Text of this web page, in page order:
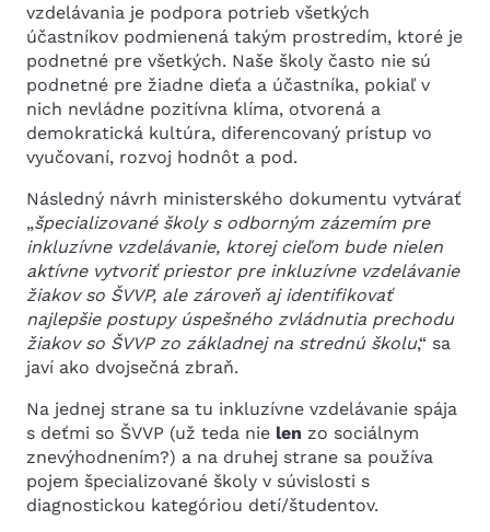
vzdelávania je podpora potrieb všetkých
účastníkov podmienená takým prostredím, ktoré je
podnetné pre všetkých. Naše školy často nie sú
podnetné pre žiadne dieťa a účastníka, pokiaľ v
nich nevládne pozitívna klíma, otvorená a
demokratická kultúra, diferencovaný prístup vo
vyučovaní, rozvoj hodnôt a pod.
Následný návrh ministerského dokumentu vytvárať
„špecializované školy s odborným zázemím pre
inkluzívne vzdelávanie, ktorej cieľom bude nielen
aktívne vytvoriť priestor pre inkluzívne vzdelávanie
žiakov so ŠVVP, ale zároveň aj identifikovať
najlepšie postupy úspešného zvládnutia prechodu
žiakov so ŠVVP zo základnej na strednú školu,“ sa
javí ako dvojsečná zbraň.
Na jednej strane sa tu inkluzívne vzdelávanie spája
s deťmi so ŠVVP (už teda nie len zo sociálnym
znevýhodnením?) a na druhej strane sa používa
pojem špecializované školy v súvislosti s
diagnostickou kategóriou detí/študentov.